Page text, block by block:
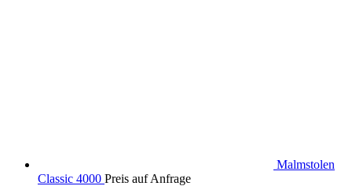
Malmstolen
Classic 4000 Preis auf Anfrage